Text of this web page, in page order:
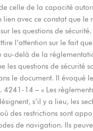
celle de la capacité
lien avec ce constat que le
les questions de
l’attention sur le fait que
au-delà de la
les questions de sécurité
le document. Il évoqué
4241-14 – « Les
s’il y a lieu, les
des restrictions sont
de navigation. Ils